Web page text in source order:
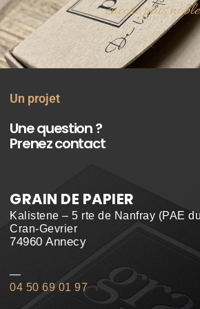
l’essence est au
encore plus
méritent.
Un projet
Une question ?
Prenez contact
GRAIN DE PAPIER
Kalistene – 5 rte de Nanfray (PAE
Cran-Gevrier
74960 Annecy
—
04 50 69 01 97